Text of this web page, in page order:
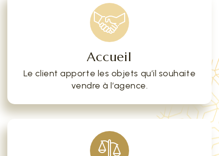
Accueil
Le client apporte les objets qu’il souhaite
vendre à l’agence.